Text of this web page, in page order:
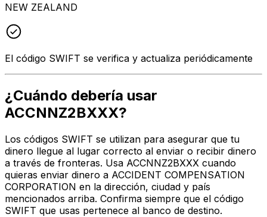
NEW ZEALAND
El código SWIFT se verifica y actualiza periódicamente
¿Cuándo debería usar
ACCNNZ2BXXX?
Los códigos SWIFT se utilizan para asegurar que tu
dinero llegue al lugar correcto al enviar o recibir dinero
a través de fronteras. Usa ACCNNZ2BXXX cuando
quieras enviar dinero a ACCIDENT COMPENSATION
CORPORATION en la dirección, ciudad y país
mencionados arriba. Confirma siempre que el código
SWIFT que usas pertenece al banco de destino.